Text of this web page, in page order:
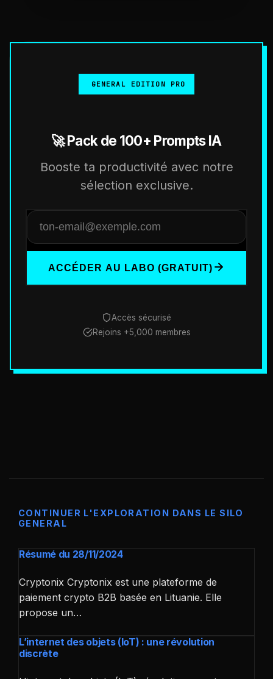
GENERAL EDITION PRO
🚀 Pack de 100+ Prompts IA
Booste ta productivité avec notre
sélection exclusive.
ACCÉDER AU LABO (GRATUIT)
Accès sécurisé
Rejoins +5,000 membres
CONTINUER L'EXPLORATION DANS LE SILO
GENERAL
Résumé du 28/11/2024
Cryptonix Cryptonix est une plateforme de
paiement crypto B2B basée en Lituanie. Elle
propose un…
L’internet des objets (IoT) : une révolution
discrète